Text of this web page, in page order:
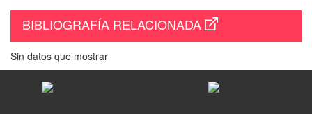
BIBLIOGRAFÍA RELACIONADA
Sin datos que mostrar